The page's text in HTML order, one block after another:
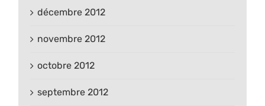
décembre 2012
novembre 2012
octobre 2012
septembre 2012